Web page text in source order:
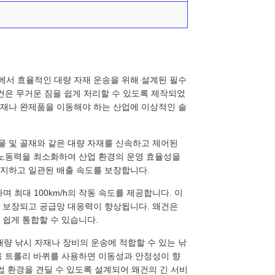
효율적인 대량 자재 운송을 위해 설계된 필수
무거운 짐을 쉽게 처리할 수 있도록 제작되었
나 완제품을 이동해야 하는 산업에 이상적인 솔
및 골재와 같은 대량 자재를 ​​신속하고 제어된
력을 최소화하여 산업 환경의 운영 효율성을
하고 일관된 배출 속도를 보장합니다.
최대 100km/h의 작동 속도를 제공합니다. 이
장되고 공급망 대응력이 향상됩니다. 왜건은
게 통합할 수 있습니다.
낚시 자재나 장비의 운송에 적합할 수 있는 낚
롤리 바퀴를 사용하면 이동성과 안정성이 향
환경을 견딜 수 있도록 설계되어 왜건의 긴 서비